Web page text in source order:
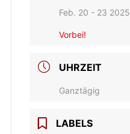
Feb. 20 - 23 2025
Vorbei!
UHRZEIT
Ganztägig
LABELS